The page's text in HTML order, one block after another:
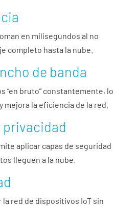
en milisegundos al no
completo hasta la nube.
de banda
“en bruto” constantemente, lo
mejora la eficiencia de la red.
privacidad
aplicar capas de seguridad
lleguen a la nube.
la red de dispositivos IoT sin